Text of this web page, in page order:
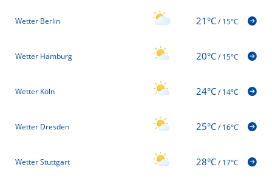
Wetter Berlin 21°C/15°C
Wetter Hamburg 20°C/15°C
Wetter Köln 24°C/14°C
Wetter Dresden 25°C/16°C
Wetter Stuttgart 28°C/17°C